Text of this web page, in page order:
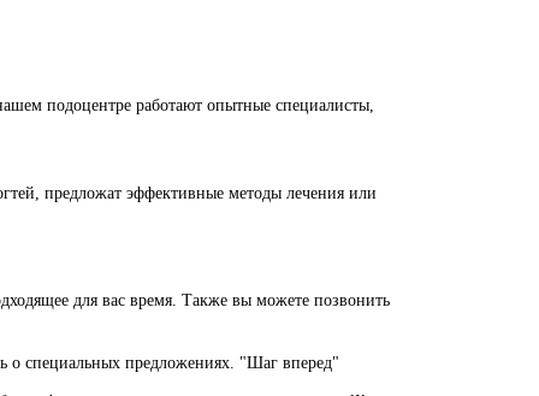
подоцентре работают опытные специалисты,
предложат эффективные методы лечения или
для вас время. Также вы можете позвонить
о специальных предложениях. "Шаг вперед"